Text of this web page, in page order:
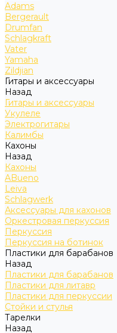
Adams
Bergerault
Drumfan
Schlagkraft
Vater
Yamaha
Zildjian
Гитары и аксессуары
Назад
Гитары и аксессуары
Укулеле
Электрогитары
Калимбы
Кахоны
Назад
Кахоны
ABueno
Leiva
Schlagwerk
Аксессуары для кахонов
Оркестровая перкуссия
Перкуссия
Перкуссия на ботинок
Пластики для барабанов
Назад
Пластики для барабанов
Пластики для литавр
Пластики для перкуссии
Стойки и стулья
Тарелки
Назад